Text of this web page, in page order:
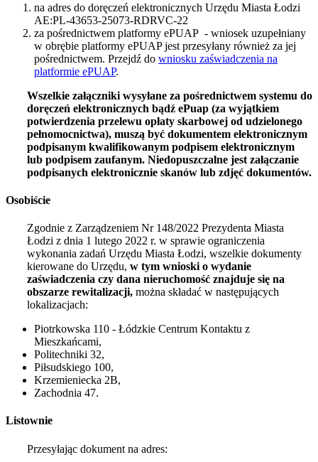
na adres do doręczeń elektronicznych Urzędu Miasta Łodzi
AE:PL-43653-25073-RDRVC-22
za pośrednictwem platformy ePUAP - wniosek uzupełniany
w obrębie platformy ePUAP jest przesyłany również za jej
pośrednictwem. Przejdź do wniosku zaświadczenia na
platformie ePUAP.
Wszelkie załączniki wysyłane za pośrednictwem systemu do
doręczeń elektronicznych bądź ePuap (za wyjątkiem
potwierdzenia przelewu opłaty skarbowej od udzielonego
pełnomocnictwa), muszą być dokumentem elektronicznym
podpisanym kwalifikowanym podpisem elektronicznym
lub podpisem zaufanym. Niedopuszczalne jest załączanie
podpisanych elektronicznie skanów lub zdjęć dokumentów.
Osobiście
Zgodnie z Zarządzeniem Nr 148/2022 Prezydenta Miasta
Łodzi z dnia 1 lutego 2022 r. w sprawie ograniczenia
wykonania zadań Urzędu Miasta Łodzi, wszelkie dokumenty
kierowane do Urzędu, w tym wnioski o wydanie
zaświadczenia czy dana nieruchomość znajduje się na
obszarze rewitalizacji, można składać w następujących
lokalizacjach:
Piotrkowska 110 - Łódzkie Centrum Kontaktu z
Mieszkańcami,
Politechniki 32,
Piłsudskiego 100,
Krzemieniecka 2B,
Zachodnia 47.
Listownie
Przesyłając dokument na adres: